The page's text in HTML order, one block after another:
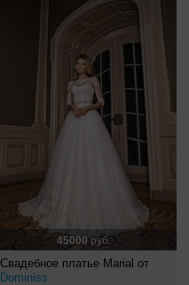
45000 руб.
Свадебное платье Marial от
Dominiss